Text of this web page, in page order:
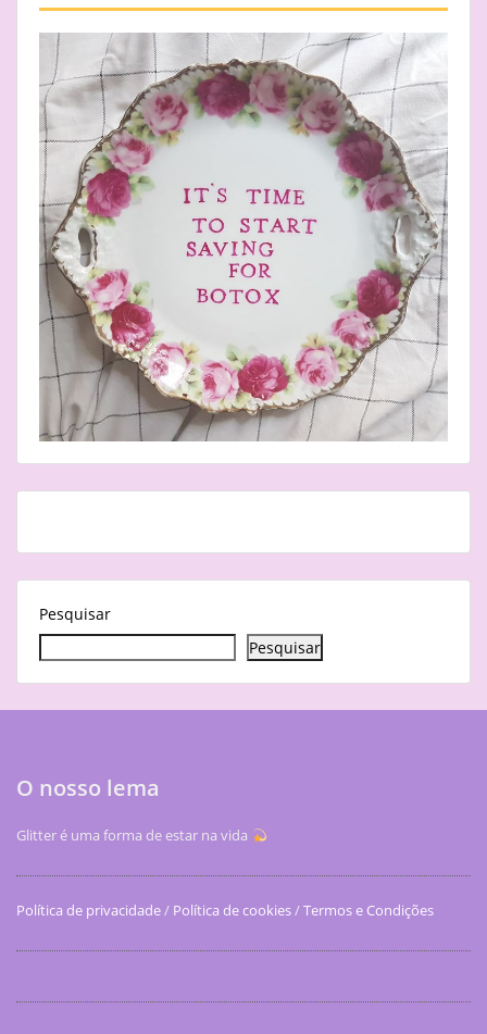
Pesquisar
Pesquisar
O nosso lema
Glitter é uma forma de estar na vida
Política de privacidade/ Política de cookies/Termos e Condições